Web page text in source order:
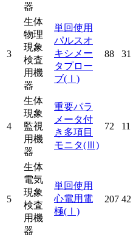
器
3
生体
物理
現象
検査
用機
器
単回使用
パルスオ
キシメー
タプロー
ブ(Ⅰ)
88 31
4
生体
現象
監視
用機
器
重要パラ
メータ付
き多項目
モニタ(Ⅲ)
72 11
5
生体
電気
現象
検査
用機
器
単回使用
心電用電
極(Ⅰ)
207 42